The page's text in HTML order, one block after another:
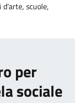
scuole,
per
sociale